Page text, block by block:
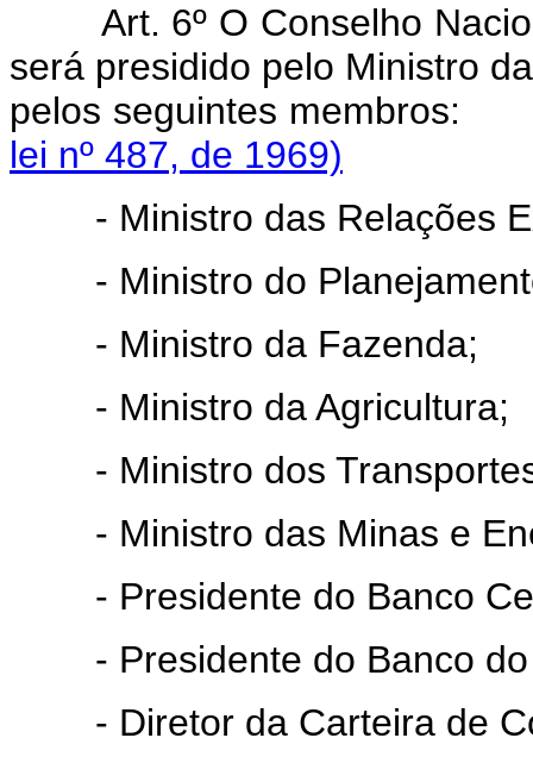
Art. 6º O Conselho
será presidido pelo Ministro
pelos seguintes
lei nº 487, de 1969)
- Ministro das Relações
- Ministro do
- Ministro da Fazenda;
- Ministro da Agricultura;
- Ministro dos
- Ministro das Minas e
- Presidente do Banco
- Presidente do Banco do
- Diretor da Carteira de